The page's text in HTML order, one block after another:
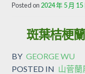
Posted on 2024 年 5 月 15
斑葉桔梗
BY GEORGE WU
POSTED IN 山菅蘭